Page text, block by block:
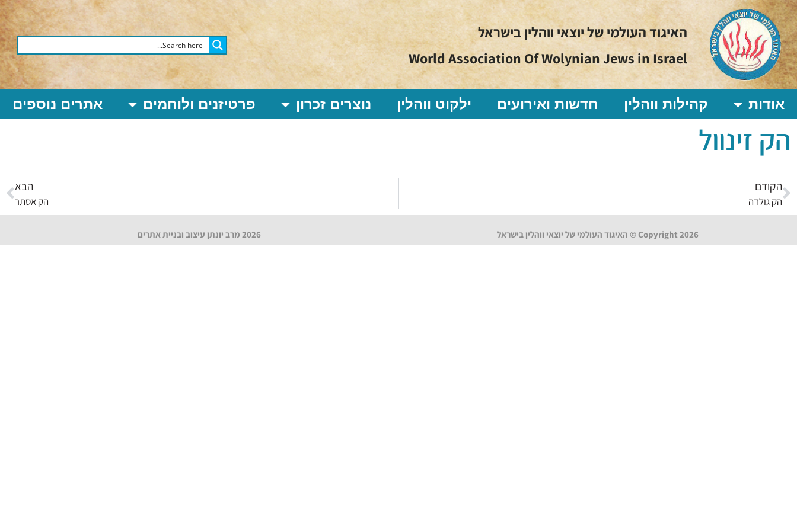
האיגוד העולמי של יוצאי ווהלין בישראל
World Association Of Wolynian Jews in Israel
אודות קהילות ווהלין חדשות ואירועים ילקוט ווהלין נוצרים זכרון פרטיזנים ולוחמים אתרים נוספים
הק זינוול
הקודם
הק גולדה
הבא
הק אסתר
Copyright 2026 © האיגוד העולמי של יוצאי ווהלין בישראל 2026 מרב יונתן עיצוב ובניית אתרים